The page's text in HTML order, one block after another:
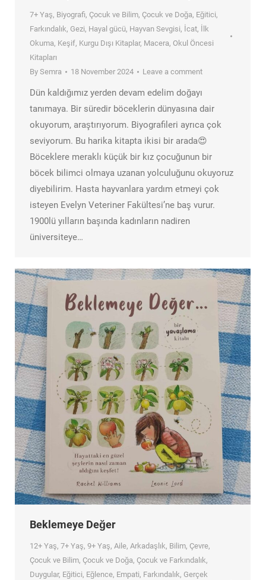
7+ Yaş, Biyografi, Çocuk ve Bilim, Çocuk ve Doğa, Eğitici,
Farkındalık, Gezi, Hayal gücü, Hayvan Sevgisi, İcat,
İlk
Okuma, Keşif, Kurgu Dışı Kitaplar, Macera, Okul Öncesi
Kitapları
By Semra 18 November 2024 Leave a comment
Dün kaldığımız yerden devam edelim doğayı
tanımaya. Bir süredir böceklerin dünyasına dair
okuyorum, araştırıyorum. Biyografileri ayrıca çok
seviyorum. Bu harika kitapta ikisi bir arada😍
Böceklere meraklı küçük bir kız çocuğunun bir
böcek bilimci olmaya uzanan yolculuğunu okuyoruz
diyebilirim. Hasta hayvanlara yardım etmeyi çok
isteyen Evelyn Veteriner Fakültesi’ne baş vurur.
1900lü yılların başında kadınların nadiren
üniversiteye…
Beklemeye Değer
12+ Yaş, 7+ Yaş, 9+ Yaş, Aile, Arkadaşlık, Bilim, Çevre,
Çocuk ve Bilim, Çocuk ve Doğa, Çocuk ve Farkındalık,
Duygular, Eğitici, Eğlence, Empati, Farkındalık, Gerçek